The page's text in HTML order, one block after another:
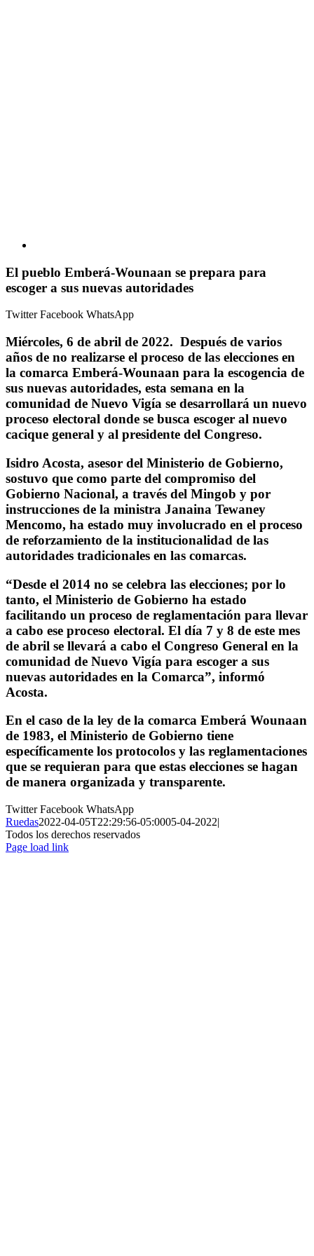
El pueblo Emberá-Wounaan se prepara para
escoger a sus nuevas autoridades
TwitterFacebook WhatsApp
Miércoles, 6 de abril de 2022. Después de varios
años de no realizarse el proceso de las elecciones en
la comarca Emberá-Wounaan para la escogencia de
sus nuevas autoridades, esta semana en la
comunidad de Nuevo Vigía se desarrollará un nuevo
proceso electoral donde se busca escoger al nuevo
cacique general y al presidente del Congreso.
Isidro Acosta, asesor del Ministerio de Gobierno,
sostuvo que como parte del compromiso del
Gobierno Nacional, a través del Mingob y por
instrucciones de la ministra Janaina Tewaney
Mencomo, ha estado muy involucrado en el proceso
de reforzamiento de la institucionalidad de las
autoridades tradicionales en las comarcas.
“Desde el 2014 no se celebra las elecciones; por lo
tanto, el Ministerio de Gobierno ha estado
facilitando un proceso de reglamentación para llevar
a cabo ese proceso electoral. El día 7 y 8 de este mes
de abril se llevará a cabo el Congreso General en la
comunidad de Nuevo Vigía para escoger a sus
nuevas autoridades en la Comarca”, informó
Acosta.
En el caso de la ley de la comarca Emberá Wounaan
de 1983, el Ministerio de Gobierno tiene
específicamente los protocolos y las reglamentaciones
que se requieran para que estas elecciones se hagan
de manera organizada y transparente.
TwitterFacebook WhatsApp
Ruedas2022-04-05T22:29:56-05:0005-04-2022|
Todos los derechos reservados
Page load link